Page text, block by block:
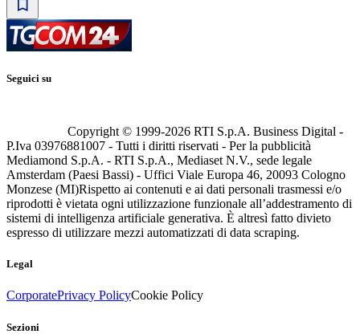
Seguici su
Copyright © 1999-2026 RTI S.p.A. Business Digital -
P.Iva 03976881007 - Tutti i diritti riservati - Per la pubblicità
Mediamond S.p.A. - RTI S.p.A., Mediaset N.V., sede legale
Amsterdam (Paesi Bassi) - Uffici Viale Europa 46, 20093 Cologno
Monzese (MI)Rispetto ai contenuti e ai dati personali trasmessi e/o
riprodotti è vietata ogni utilizzazione funzionale all’addestramento di
sistemi di intelligenza artificiale generativa. È altresì fatto divieto
espresso di utilizzare mezzi automatizzati di data scraping.
Legal
CorporatePrivacy PolicyCookie Policy
Sezioni